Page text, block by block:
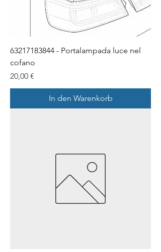
63217183844 - Portalampada luce nel
cofano
Preis
20,00 €
In den Warenkorb